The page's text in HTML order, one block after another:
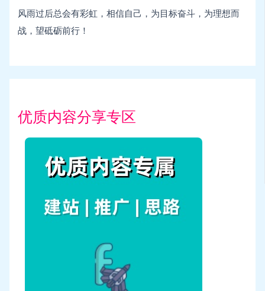
风雨过后总会有彩虹，相信自己，为目标奋斗，为理想而
战，望砥砺前行！
优质内容分享专区